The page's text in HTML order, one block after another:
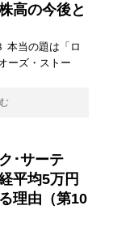
高の今後と
当の題は「ロ
ーズ・ストー
･サーテ
平均5万円
理由（第10